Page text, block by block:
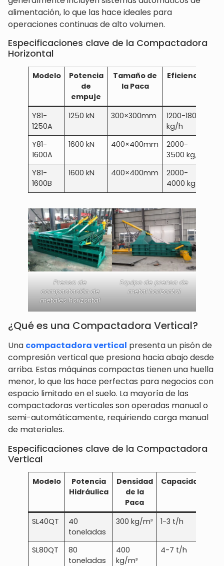
alimentación, lo que las hace ideales para
operaciones continuas de alto volumen.
Especificaciones clave de la Compactadora
Horizontal
Modelo
Potencia
de
empuje
Tamaño de
la Paca
Eficiencia
Y81-
1250A
1250 kN 300×300mm
1200-1800
kg/h
Y81-
1600A
1600 kN 400×400mm
2000-
3500 kg/h
Y81-
1600B
1600 kN 400×400mm
2000-
4000 kg/h
Prensa de
compactación de
metales horizontal
Equipo de prensa de
metal horizontal
¿Qué es una Compactadora Vertical?
Una compactadora vertical presenta un pisón de
compresión vertical que presiona hacia abajo desde
arriba. Estas máquinas compactas tienen una huella
menor, lo que las hace perfectas para negocios con
espacio limitado en el suelo. La mayoría de las
compactadoras verticales son operadas manual o
semi-automáticamente, requiriendo carga manual
de materiales.
Especificaciones clave de la Compactadora
Vertical
Modelo
Potencia
Hidráulica
Densidad
de la
Paca
Capacidad
SL40QT
40
toneladas
300 kg/m³ 1-3 t/h
SL80QT
80
toneladas
400
kg/m³
4-7 t/h